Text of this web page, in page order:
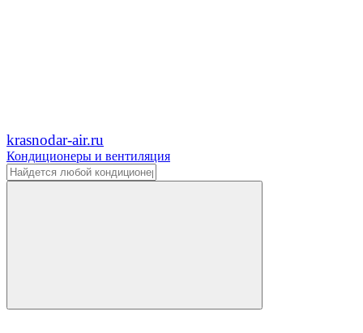
krasnodar-air.ru
Кондиционеры и вентиляция